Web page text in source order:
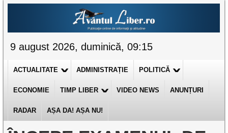
9 august 2026, duminică, 09:15
ACTUALITATE ADMINISTRAȚIE POLITICĂ
ECONOMIE TIMP LIBER VIDEO NEWS ANUNȚURI
RADAR AȘA DA! AȘA NU!